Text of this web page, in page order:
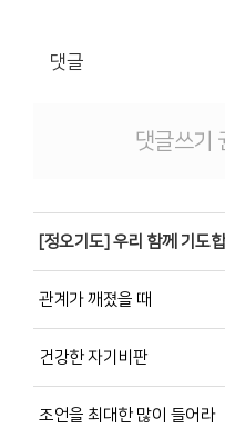
댓글
댓글쓰기
[정오기도] 우리 함께 기도
관계가 깨졌을 때
건강한 자기비판
조언을 최대한 많이 들어라